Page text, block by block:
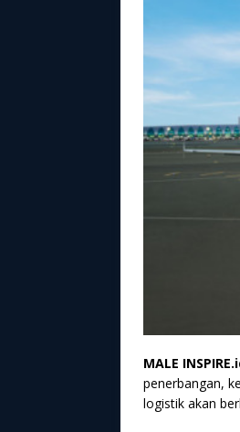
MALE
penerbangan,
logistik akan